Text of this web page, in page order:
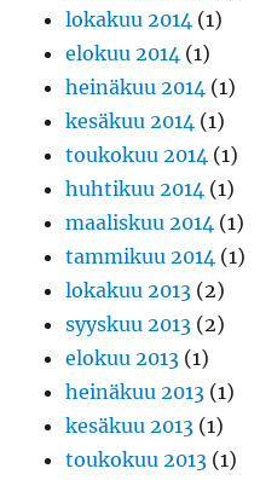
lokakuu 2014 (1)
elokuu 2014 (1)
heinäkuu 2014 (1)
kesäkuu 2014 (1)
toukokuu 2014 (1)
huhtikuu 2014 (1)
maaliskuu 2014 (1)
tammikuu 2014 (1)
lokakuu 2013 (2)
syyskuu 2013 (2)
elokuu 2013 (1)
heinäkuu 2013 (1)
kesäkuu 2013 (1)
toukokuu 2013 (1)